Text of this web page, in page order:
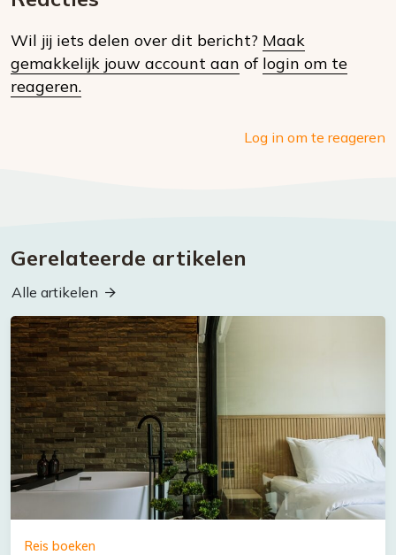
social
Wil jij iets delen over dit bericht? Maak
gemakkelijk jouw account aan of login om te
reageren.
Log in om te reageren
Gerelateerde artikelen
Alle artikelen
Reis boeken